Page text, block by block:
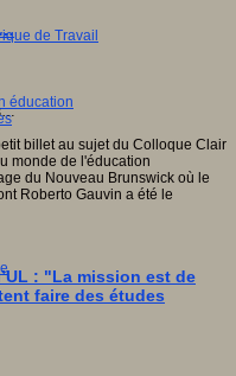
de Travail
éducation
billet au sujet du Colloque Clair
monde de l'éducation
du Nouveau Brunswick où le
Roberto Gauvin a été le
: "La mission est de
faire des études